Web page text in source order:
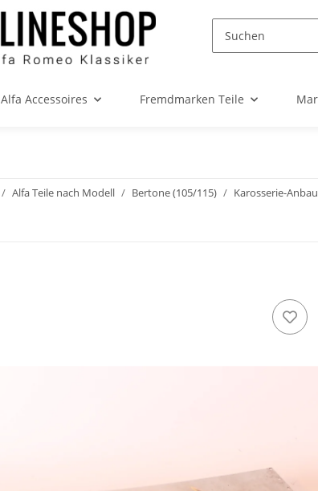
Alfa Accessoires Fremdmarken Teile
Alfa Teile nach Modell Bertone (105/115) Karosserie-